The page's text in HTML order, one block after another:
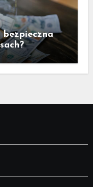
bezpieczna